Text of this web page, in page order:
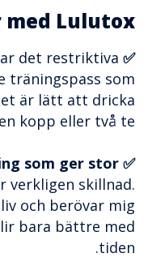
med Lulutox
✅ Det är enkelt
det restriktiva
träningspass som
är lätt att dricka
en kopp eller två te!
som ger stor
verkligen skillnad.
och berövar mig
bara bättre med
tiden.